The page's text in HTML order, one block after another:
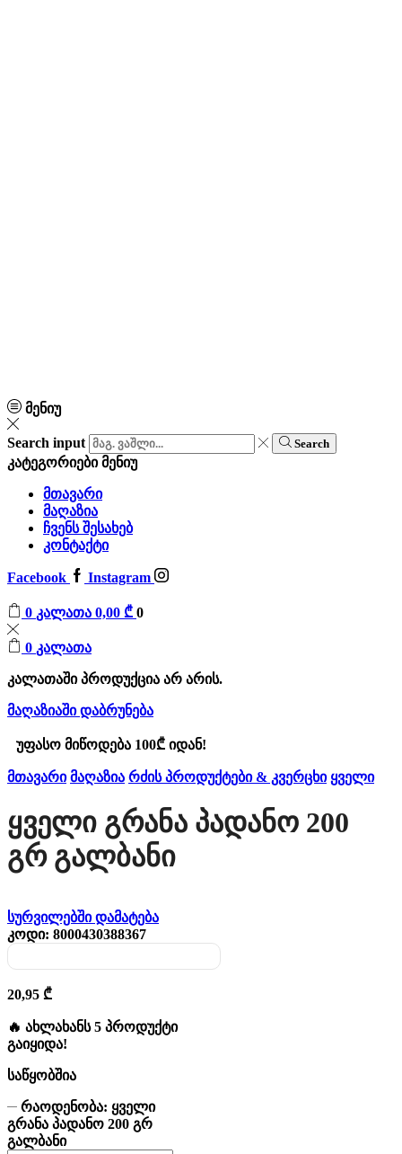
მენიუ
Search input Search
კატეგორიებიმენიუ
მთავარი
მაღაზია
ჩვენს შესახებ
კონტაქტი
Facebook Instagram
0 კალათა 0,00 ₾ 0
0 კალათა
კალათაში პროდუქცია არ არის.
მაღაზიაში დაბრუნება
უფასო მიწოდება 100₾ იდან!
მთავარი მაღაზია რძის პროდუქტები & კვერცხი ყველი
Ყველი Გრანა Პადანო 200
Გრ Გალბანი
სურვილებში დამატება
კოდი: 8000430388367
20,95 ₾
🔥 ახლახანს 5 პროდუქტი
გაიყიდა!
საწყობშია
რაოდენობა: ყველი
გრანა პადანო 200 გრ
გალბანი